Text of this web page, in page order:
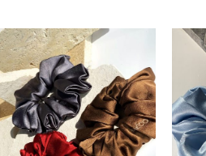
ДОБАВЯНЕ В
КОЛИЧКАТА